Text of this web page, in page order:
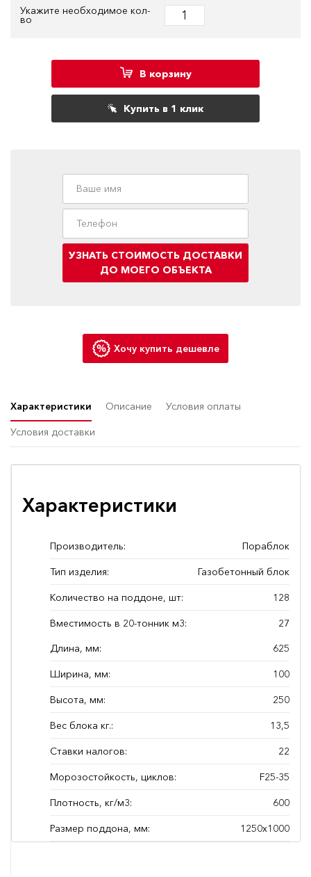
Укажите необходимое кол-
во
В корзину
Купить в 1 клик
УЗНАТЬ СТОИМОСТЬ ДОСТАВКИ
ДО МОЕГО ОБЪЕКТА
Хочу купить дешевле
Характеристики Описание Условия оплаты
Условия доставки
Характеристики
Производитель: Пораблок
Тип изделия: Газобетонный блок
Количество на поддоне, шт: 128
Вместимость в 20-тонник м3:
27
Длина, мм:
625
Ширина, мм: 100
Высота, мм: 250
Вес блока кг.: 13,5
Ставки налогов: 22
Морозостойкость, циклов: F25-35
Плотность, кг/м3: 600
Размер поддона, мм: 1250х1000